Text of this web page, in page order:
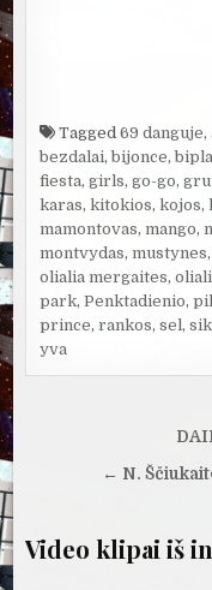
Tagged69 danguje,
bezdalai,bijonce,
fiesta,girls,go-go,
karas,kitokios,kojos,
mamontovas,mango,
montvydas,mustynes
olialia mergaites,
park,Penktadienio,
prince,rankos,sel,
yva
Navigacija
← N.
Video klipai iš